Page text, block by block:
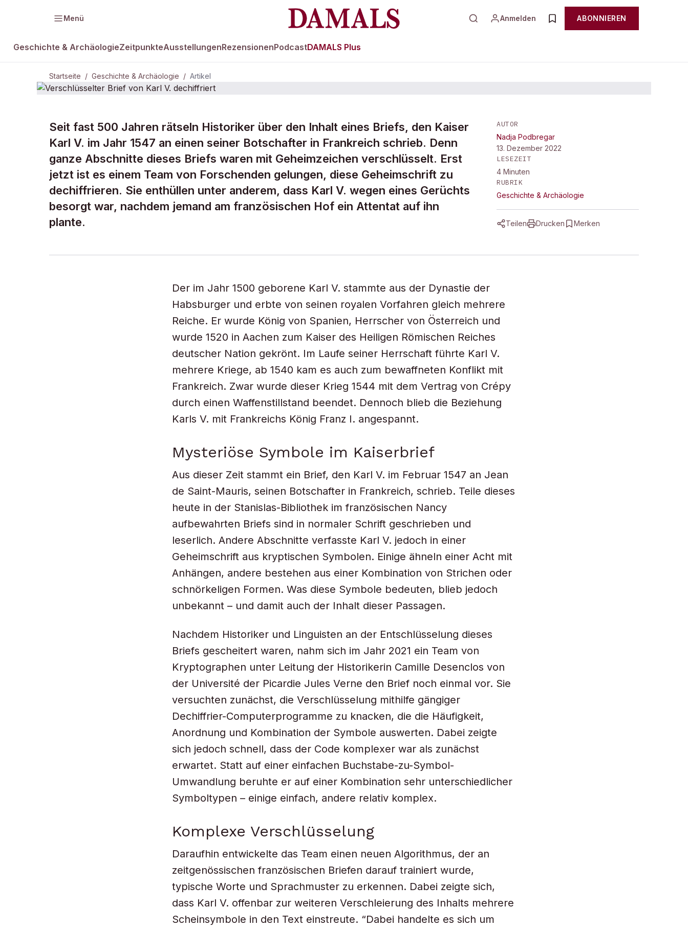
Menü Anmelden ABONNIEREN
Geschichte & ArchäologieZeitpunkteAusstellungenRezensionenPodcastDAMALS Plus
Startseite / Geschichte & Archäologie / Artikel
GESCHICHTE & ARCHÄOLOGIE
Verschlüsselter Brief von Karl V.
dechiffriert
Seit fast 500 Jahren rätseln Historiker über den Inhalt eines Briefs, den Kaiser
Karl V. im Jahr 1547 an einen seiner Botschafter in Frankreich schrieb. Denn
ganze Abschnitte dieses Briefs waren mit Geheimzeichen verschlüsselt. Erst
jetzt ist es einem Team von Forschenden gelungen, diese Geheimschrift zu
dechiffrieren. Sie enthüllen unter anderem, dass Karl V. wegen eines Gerüchts
besorgt war, nachdem jemand am französischen Hof ein Attentat auf ihn
plante.
AUTOR
Nadja Podbregar
13. Dezember 2022
LESEZEIT
4 Minuten
RUBRIK
Geschichte & Archäologie
Teilen Drucken Merken
Der im Jahr 1500 geborene Karl V. stammte aus der Dynastie der
Habsburger und erbte von seinen royalen Vorfahren gleich mehrere
Reiche. Er wurde König von Spanien, Herrscher von Österreich und
wurde 1520 in Aachen zum Kaiser des Heiligen Römischen Reiches
deutscher Nation gekrönt. Im Laufe seiner Herrschaft führte Karl V.
mehrere Kriege, ab 1540 kam es auch zum bewaffneten Konflikt mit
Frankreich. Zwar wurde dieser Krieg 1544 mit dem Vertrag von Crépy
durch einen Waffenstillstand beendet. Dennoch blieb die Beziehung
Karls V. mit Frankreichs König Franz I. angespannt.
Mysteriöse Symbole im Kaiserbrief
Aus dieser Zeit stammt ein Brief, den Karl V. im Februar 1547 an Jean
de Saint-Mauris, seinen Botschafter in Frankreich, schrieb. Teile dieses
heute in der Stanislas-Bibliothek im französischen Nancy
aufbewahrten Briefs sind in normaler Schrift geschrieben und
leserlich. Andere Abschnitte verfasste Karl V. jedoch in einer
Geheimschrift aus kryptischen Symbolen. Einige ähneln einer Acht mit
Anhängen, andere bestehen aus einer Kombination von Strichen oder
schnörkeligen Formen. Was diese Symbole bedeuten, blieb jedoch
unbekannt – und damit auch der Inhalt dieser Passagen.
Nachdem Historiker und Linguisten an der Entschlüsselung dieses
Briefs gescheitert waren, nahm sich im Jahr 2021 ein Team von
Kryptographen unter Leitung der Historikerin Camille Desenclos von
der Université der Picardie Jules Verne den Brief noch einmal vor. Sie
versuchten zunächst, die Verschlüsselung mithilfe gängiger
Dechiffrier-Computerprogramme zu knacken, die die Häufigkeit,
Anordnung und Kombination der Symbole auswerten. Dabei zeigte
sich jedoch schnell, dass der Code komplexer war als zunächst
erwartet. Statt auf einer einfachen Buchstabe-zu-Symbol-
Umwandlung beruhte er auf einer Kombination sehr unterschiedlicher
Symboltypen – einige einfach, andere relativ komplex.
Komplexe Verschlüsselung
Daraufhin entwickelte das Team einen neuen Algorithmus, der an
zeitgenössischen französischen Briefen darauf trainiert wurde,
typische Worte und Sprachmuster zu erkennen. Dabei zeigte sich,
dass Karl V. offenbar zur weiteren Verschleierung des Inhalts mehrere
Scheinsymbole in den Text einstreute. “Dabei handelte es sich um